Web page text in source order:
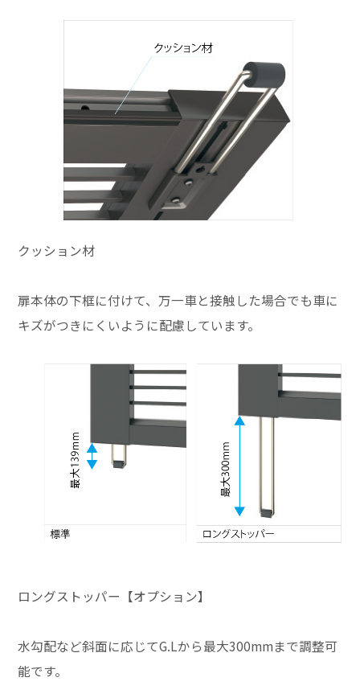
クッション材
扉本体の下框に付けて、万一車と接触した場合でも車に
キズがつきにくいように配慮しています。
ロングストッパー【オプション】
水勾配など斜面に応じてG.Lから最大300mmまで調整可
能です。